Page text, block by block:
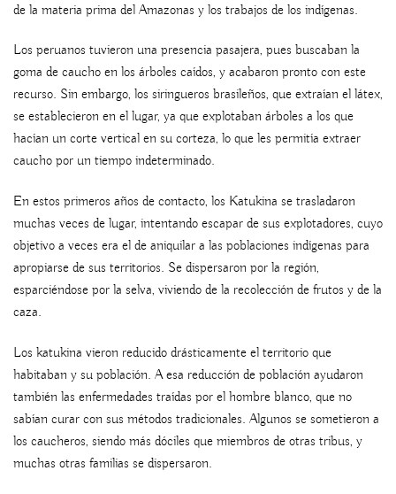
de la materia prima del Amazonas y los trabajos de los indígenas.
Los peruanos tuvieron una presencia pasajera, pues buscaban la
goma de caucho en los árboles caídos, y acabaron pronto con este
recurso. Sin embargo, los siringueros brasileños, que extraían el látex,
se establecieron en el lugar, ya que explotaban árboles a los que
hacían un corte vertical en su corteza, lo que les permitía extraer
caucho por un tiempo indeterminado.
En estos primeros años de contacto, los Katukina se trasladaron
muchas veces de lugar, intentando escapar de sus explotadores, cuyo
objetivo a veces era el de aniquilar a las poblaciones indígenas para
apropiarse de sus territorios. Se dispersaron por la región,
esparciéndose por la selva, viviendo de la recolección de frutos y de la
caza.
Los katukina vieron reducido drásticamente el territorio que
habitaban y su población. A esa reducción de población ayudaron
también las enfermedades traídas por el hombre blanco, que no
sabían curar con sus métodos tradicionales. Algunos se sometieron a
los caucheros, siendo más dóciles que miembros de otras tribus, y
muchas otras familias se dispersaron.